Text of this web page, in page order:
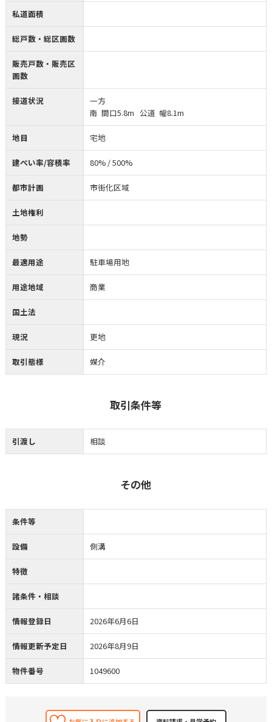
私道面積
総戸数・総区画数
販売戸数・販売区
画数
接道状況
一方
南 間口5.8m 公道 幅8.1m
地目 宅地
建ぺい率/容積率 80% / 500%
都市計画 市街化区域
土地権利
地勢
最適用途 駐車場用地
用途地域 商業
国土法
現況 更地
取引態様 媒介
取引条件等
引渡し 相談
その他
条件等
設備 側溝
特徴
諸条件・相談
情報登録日 2026年6月6日
情報更新予定日 2026年8月9日
物件番号 1049600